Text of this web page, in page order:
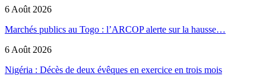
6 Août 2026
Marchés publics au Togo : l’ARCOP alerte sur la hausse…
6 Août 2026
Nigéria : Décès de deux évêques en exercice en trois mois